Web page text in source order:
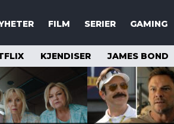
FILM SERIER GAMING
KJENDISER JAMES BOND